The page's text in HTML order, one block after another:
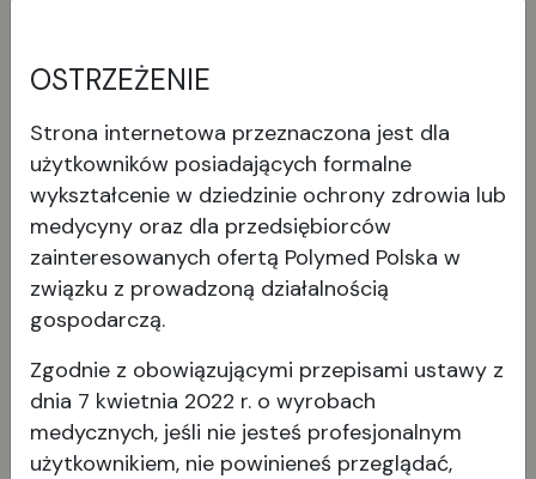
DMEK Sinskey Manipulator
wygięty w górę
OSTRZEŻENIE
Strona internetowa przeznaczona jest dla
użytkowników posiadających formalne
wykształcenie w dziedzinie ochrony zdrowia lub
medycyny oraz dla przedsiębiorców
zainteresowanych ofertą Polymed Polska w
związku z prowadzoną działalnością
gospodarczą.
Zgodnie z obowiązującymi przepisami ustawy z
dnia 7 kwietnia 2022 r. o wyrobach
medycznych, jeśli nie jesteś profesjonalnym
użytkownikiem, nie powinieneś przeglądać,